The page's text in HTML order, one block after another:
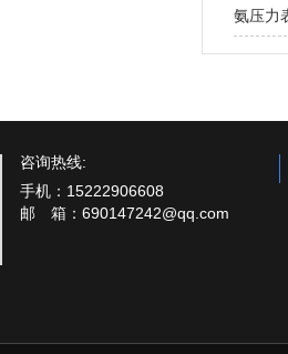
氨压力
咨询热线:
手机：15222906608
邮 箱：690147242@qq.com